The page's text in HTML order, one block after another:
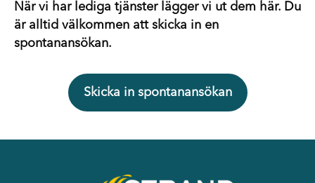
När vi har lediga tjänster lägger vi ut dem här. Du
är alltid välkommen att skicka in en
spontanansökan.
Skicka in spontanansökan